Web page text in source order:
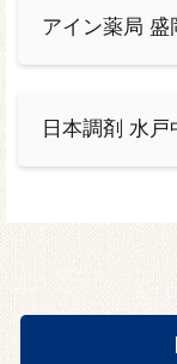
アイン薬局 盛
日本調剤 水戸